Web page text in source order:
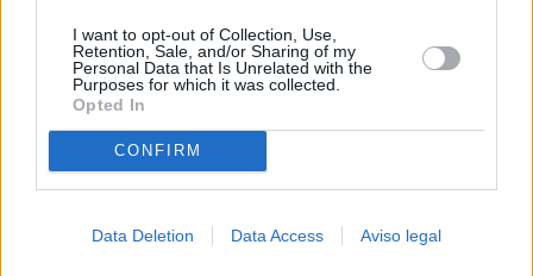
I want to opt-out of Collection, Use,
Retention, Sale, and/or Sharing of my
Personal Data that Is Unrelated with the
Purposes for which it was collected.
Opted In
CONFIRM
Data Deletion Data Access Aviso legal